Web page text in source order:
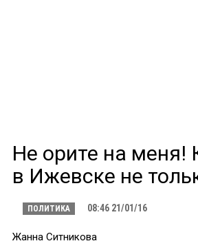
Не орите на меня!
в Ижевске не
ПОЛИТИКА 08:46 21/01/16
Жанна Ситникова